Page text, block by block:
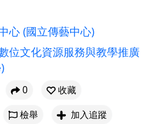
心 (國立傳藝中心)
位文化資源服務與教學推廣
0
收藏
檢舉 加入追蹤